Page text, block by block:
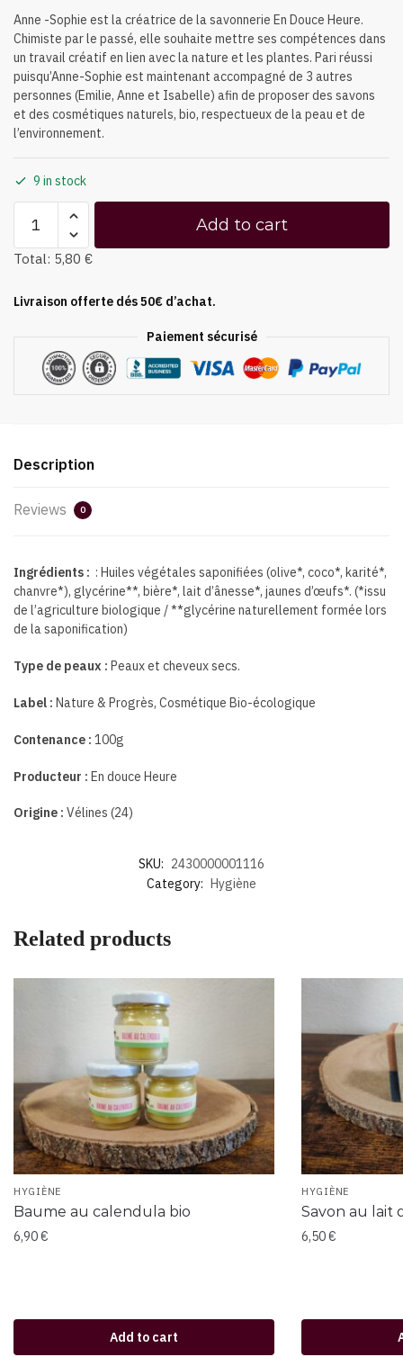
Anne -Sophie est la créatrice de la savonnerie En Douce Heure.
Chimiste par le passé, elle souhaite mettre ses compétences dans
un travail créatif en lien avec la nature et les plantes. Pari réussi
puisqu’Anne-Sophie est maintenant accompagné de 3 autres
personnes (Emilie, Anne et Isabelle) afin de proposer des savons
et des cosmétiques naturels, bio, respectueux de la peau et de
l’environnement.
9 in stock
Add to cart
Total: 5,80 €
Livraison offerte dés 50€ d’achat.
Paiement sécurisé
Description
Reviews 0
Ingrédients : : Huiles végétales saponifiées (olive*, coco*, karité*,
chanvre*), glycérine**, bière*, lait d’ânesse*, jaunes d’œufs*. (*issu
de l’agriculture biologique / **glycérine naturellement formée lors
de la saponification)
Type de peaux : Peaux et cheveux secs.
Label : Nature & Progrès, Cosmétique Bio-écologique
Contenance : 100g
Producteur : En douce Heure
Origine : Vélines (24)
SKU: 2430000001116
Category: Hygiène
Related products
HYGIÈNE
Baume au calendula bio
6,90€
Add to cart
HYGIÈNE
Savon au lait
6,50€